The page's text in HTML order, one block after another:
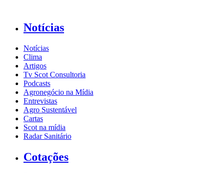
Notícias
Notícias
Clima
Artigos
Tv Scot Consultoria
Podcasts
Agronegócio na Mídia
Entrevistas
Agro Sustentável
Cartas
Scot na mídia
Radar Sanitário
Cotações